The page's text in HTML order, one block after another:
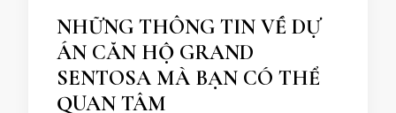
NHỮNG THÔNG TIN VỀ DỰ
ÁN CĂN HỘ GRAND
SENTOSA MÀ BẠN CÓ THỂ
QUAN TÂM